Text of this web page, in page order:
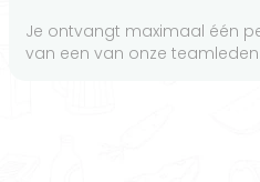
Je ontvangt maximaal één
van een van onze teamleden.